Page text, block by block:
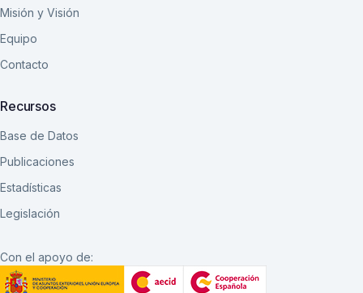
Misión y Visión
Equipo
Contacto
Recursos
Base de Datos
Publicaciones
Estadísticas
Legislación
Con el apoyo de: